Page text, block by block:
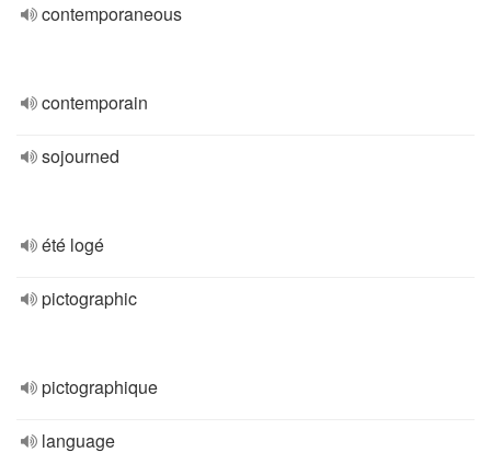
contemporaneous
contemporain
sojourned
été logé
pictographic
pictographique
language